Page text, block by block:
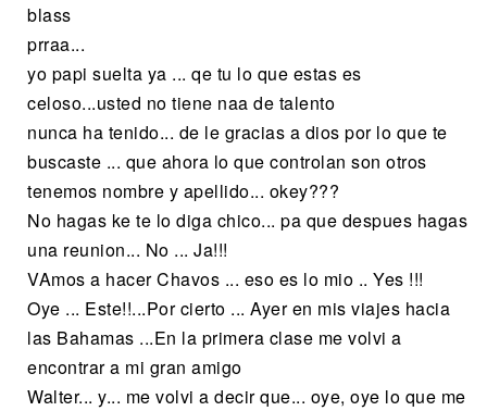
blass
prraa...
yo papi suelta ya ... qe tu lo que estas es
celoso...usted no tiene naa de talento
nunca ha tenido... de le gracias a dios por lo que te
buscaste ... que ahora lo que controlan son otros
tenemos nombre y apellido... okey???
No hagas ke te lo diga chico... pa que despues hagas
una reunion... No ... Ja!!!
VAmos a hacer Chavos ... eso es lo mio .. Yes !!!
Oye ... Este!!...Por cierto ... Ayer en mis viajes hacia
las Bahamas ...En la primera clase me volvi a
encontrar a mi gran amigo
Walter... y... me volvi a decir que... oye, oye lo que me